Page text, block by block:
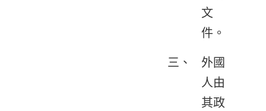
文
件。
三、
外國
人由
其政